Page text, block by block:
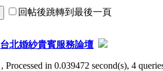
回帖後跳轉到最後一頁
台北婚紗貴賓服務論壇
, Processed in 0.039472 second(s), 4